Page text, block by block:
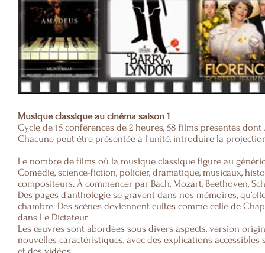
Musique classique au cinéma saison 1
Cycle de 15 conférences de 2 heures, 58 films présentés dont
Chacune peut être présentée à l'unité, introduire la
Le nombre de films où la musique classique figure au
Comédie, science-fiction, policier, dramatique, musicaux,
compositeurs. À commencer par Bach, Mozart, Beethoven,
Des pages d’anthologie se gravent dans nos mémoires,
chambre. Des scènes deviennent cultes comme celle de
dans Le Dictateur.
Les œuvres sont abordées sous divers aspects, version
nouvelles caractéristiques, avec des explications